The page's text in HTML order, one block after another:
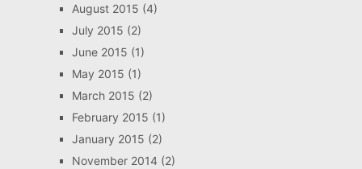
August 2015 (4)
July 2015 (2)
June 2015 (1)
May 2015 (1)
March 2015 (2)
February 2015 (1)
January 2015 (2)
November 2014(2)